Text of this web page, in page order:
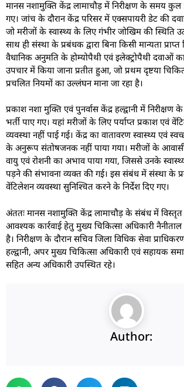
मानस नशामुक्ति केंद्र लामाचौड़ में निरीक्षण के समय कुल
गए। जांच के दौरान केंद्र परिसर में एक्सपायरी डेट की
जो मरीजों के स्वास्थ्य के लिए गंभीर जोखिम की स्थिति
साथ ही संस्था के प्रबंधक द्वारा बिना किसी मान्यता प्राप्त
वैधानिक अनुमति के होम्योपैथी एवं इलेक्ट्रोपैथी दवाओं
उपचार में किया जाना प्रतीत हुआ, जो प्रथम दृष्टया
प्रचलित नियमों का उल्लंघन माना जा रहा है।
प्रकाश नशा मुक्ति एवं पुनर्वास केंद्र हल्द्वानी में
भर्ती पाए गए। यहां मरीजों के लिए पर्याप्त प्रकाश एवं
व्यवस्था नहीं पाई गई। केंद्र का वातावरण स्वास्थ्य एवं
के अनुरूप संतोषजनक नहीं पाया गया। मरीजों के
वायु एवं रोशनी का अभाव पाया गया, जिससे उनके
पड़ने की संभावना व्यक्त की गई। इस संबंध में संस्था के
वेंटिलेशन व्यवस्था सुनिश्चित करने के निर्देश दिए गए।
अंततः मानस नशामुक्ति केंद्र लामाचौड़ के संबंध में विस्तृत
आवश्यक कार्रवाई हेतु मुख्य चिकित्सा अधिकारी नैनीताल
है। निरीक्षण के दौरान सचिव जिला विधिक सेवा
हल्द्वानी, अपर मुख्य चिकित्सा अधिकारी एवं सहायक
सहित अन्य अधिकारी उपस्थित रहे।
Author: